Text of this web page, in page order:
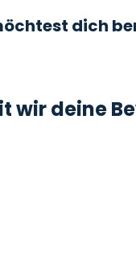
dich
wir deine